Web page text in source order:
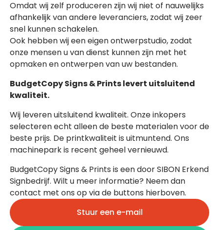
Omdat wij zelf produceren zijn wij niet of nauwelijks
afhankelijk van andere leveranciers, zodat wij zeer
snel kunnen schakelen.
Ook hebben wij een eigen ontwerpstudio, zodat
onze mensen u van dienst kunnen zijn met het
opmaken en ontwerpen van uw bestanden.
BudgetCopy Signs & Prints levert uitsluitend
kwaliteit.
Wij leveren uitsluitend kwaliteit. Onze inkopers
selecteren echt alleen de beste materialen voor de
beste prijs. De printkwaliteit is uitmuntend. Ons
machinepark is recent geheel vernieuwd.
BudgetCopy Signs & Prints is een door SIBON Erkend
Signbedrijf. Wilt u meer informatie? Neem dan
contact met ons op via de buttons hierboven.
Stuur een e-mail